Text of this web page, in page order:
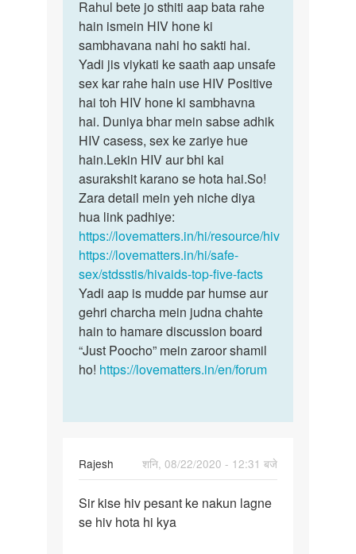
to
Medam
ji
kya
hiv
kapdo
NAA…
by
Rahul
Rahul
bete
jo
sthiti
aap…
Rahul bete jo sthiti aap bata rahe
hain ismein HIV hone ki
sambhavana nahi ho sakti hai.
Yadi jis viykati ke saath aap unsafe
sex kar rahe hain use HIV Positive
hai toh HIV hone ki sambhavna
hai. Duniya bhar mein sabse adhik
HIV casess, sex ke zariye hue
hain.Lekin HIV aur bhi kai
asurakshit karano se hota hai.So!
Zara detail mein yeh niche diya
hua link padhiye:
https://lovematters.in/hi/resource/hiv
https://lovematters.in/hi/safe-
sex/stdsstis/hivaids-top-five-facts
Yadi aap is mudde par humse aur
gehri charcha mein judna chahte
hain to hamare discussion board
“Just Poocho” mein zaroor shamil
ho! https://lovematters.in/en/forum
Rajesh
शनि, 08/22/2020 - 12:31 बजे
Sir
kise
Sir kise hiv pesant ke nakun lagne
se hiv hota hi kya